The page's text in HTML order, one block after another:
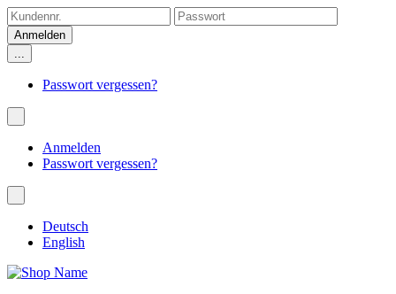
...
Passwort vergessen?
Anmelden
Passwort vergessen?
Deutsch
English